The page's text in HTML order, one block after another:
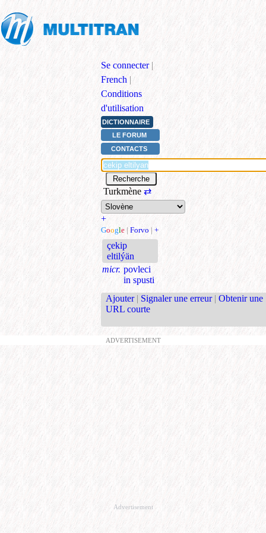
Se connecter |
French |
Conditions
d'utilisation
DICTIONNAIRE
LE FORUM
CONTACTS
Turkmène ⇄
+
Google | Forvo | +
çekip
eltilýän
micr. povleci
in spusti
Ajouter | Signaler une erreur | Obtenir une
URL courte
ADVERTISEMENT
Advertisement